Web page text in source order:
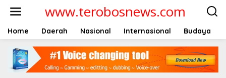
t
www.terobosnews.com
Home Daerah Nasional Internasional Budaya